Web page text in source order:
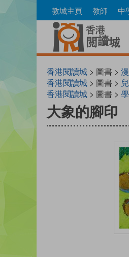
to
教城主頁 教師 中
香港閱讀城 > 圖書 >
香港閱讀城 > 圖書 >
香港閱讀城 > 圖書 >
大象的腳印